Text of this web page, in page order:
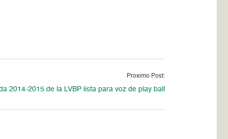
Proximo Post:
2014-2015 de la LVBP lista para voz de play ball